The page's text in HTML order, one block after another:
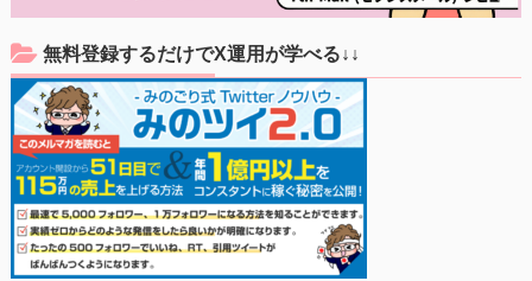
無料登録するだけでX運用が学べる↓↓